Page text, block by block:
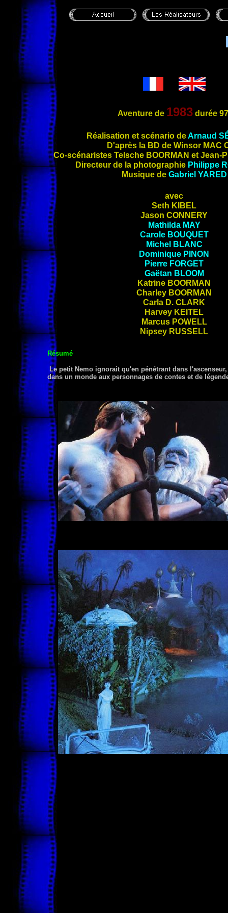
Aventure de 1983 durée
Réalisation et scénario deArnaud
D'après la BD de Winsor MAC
Co-scénaristes Telsche BOORMAN et Jean-
Directeur de la photographie Philippe
Musique de Gabriel YARED
avec
Seth KIBEL
Jason CONNERY
Mathilda MAY
Carole BOUQUET
Michel BLANC
Dominique PINON
Pierre FORGET
Gaëtan BLOOM
Katrine BOORMAN
Charley BOORMAN
Carla D. CLARK
Harvey KEITEL
Marcus POWELL
Nipsey RUSSELL
Résumé
Le petit Nemo ignorait qu'en pénétrant dans
dans un monde aux personnages de contes et de